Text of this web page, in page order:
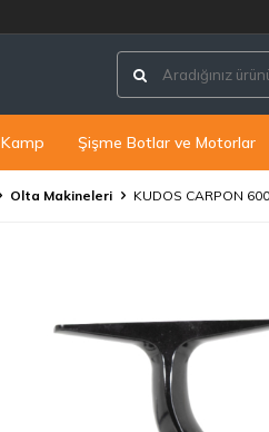
Kamp Şişme Botlar ve Motorlar
Olta Makineleri KUDOS CARPON